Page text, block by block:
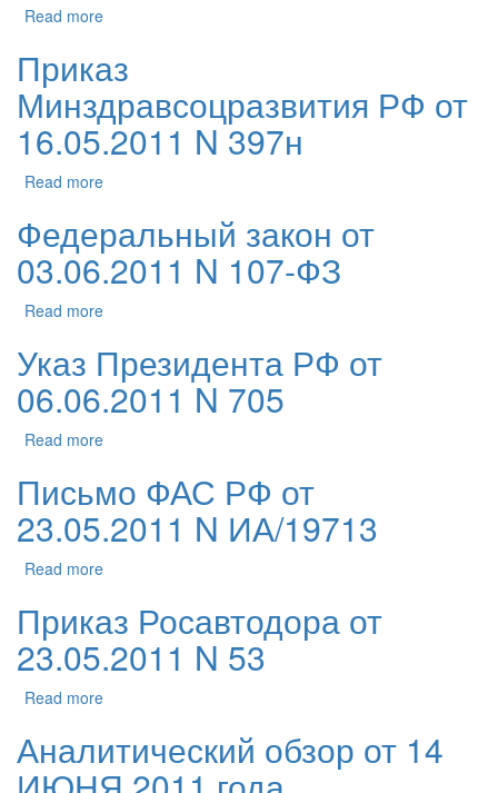
Read more
Приказ
Минздравсоцразвития РФ от
16.05.2011 N 397н
Read more
Федеральный закон от
03.06.2011 N 107-ФЗ
Read more
Указ Президента РФ от
06.06.2011 N 705
Read more
Письмо ФАС РФ от
23.05.2011 N ИА/19713
Read more
Приказ Росавтодора от
23.05.2011 N 53
Read more
Аналитический обзор от 14